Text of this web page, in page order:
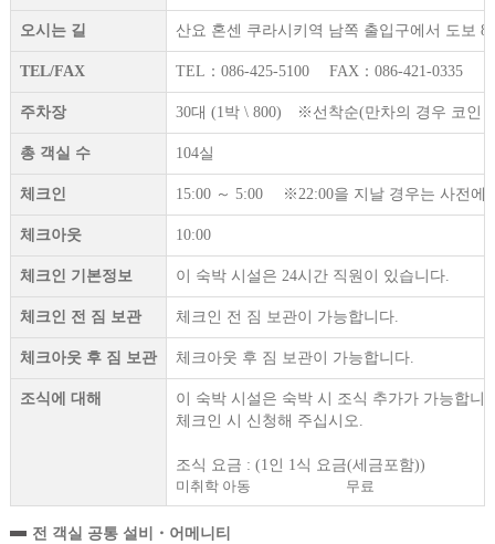
오시는 길 산요 혼센 쿠라시키역 남쪽 출입구에서 도보 8
TEL/FAX TEL：086-425-5100 FAX：086-421-0335
주차장 30대 (1박 \ 800) ※선착순(만차의 경우 코인
총 객실 수 104실
체크인 15:00 ～ 5:00 ※22:00을 지날 경우는 사전에
체크아웃 10:00
체크인 기본정보 이 숙박 시설은 24시간 직원이 있습니다.
체크인 전 짐 보관 체크인 전 짐 보관이 가능합니다.
체크아웃 후 짐 보관 체크아웃 후 짐 보관이 가능합니다.
조식에 대해
이 숙박 시설은 숙박 시 조식 추가가 가능합니
체크인 시 신청해 주십시오.
조식 요금 : (1인 1식 요금(세금포함))
미취학 아동
무료
전 객실 공통 설비・어메니티